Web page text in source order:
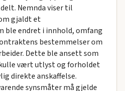
Nemnda viser til
gjaldt et
ble endret i innhold, omfang
bestemmelser om
Dette ble ansett som
vært utlyst og forholdet
direkte anskaffelse.
synsmåter må gjelde